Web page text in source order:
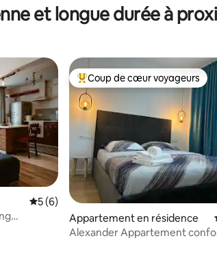
et longue durée à
Évaluation moyenne sur la base de 6
5 (6)
Coups de cœur voyageurs les
Coup de cœur voyageurs
Appartement en résidence
Alexander Appartement